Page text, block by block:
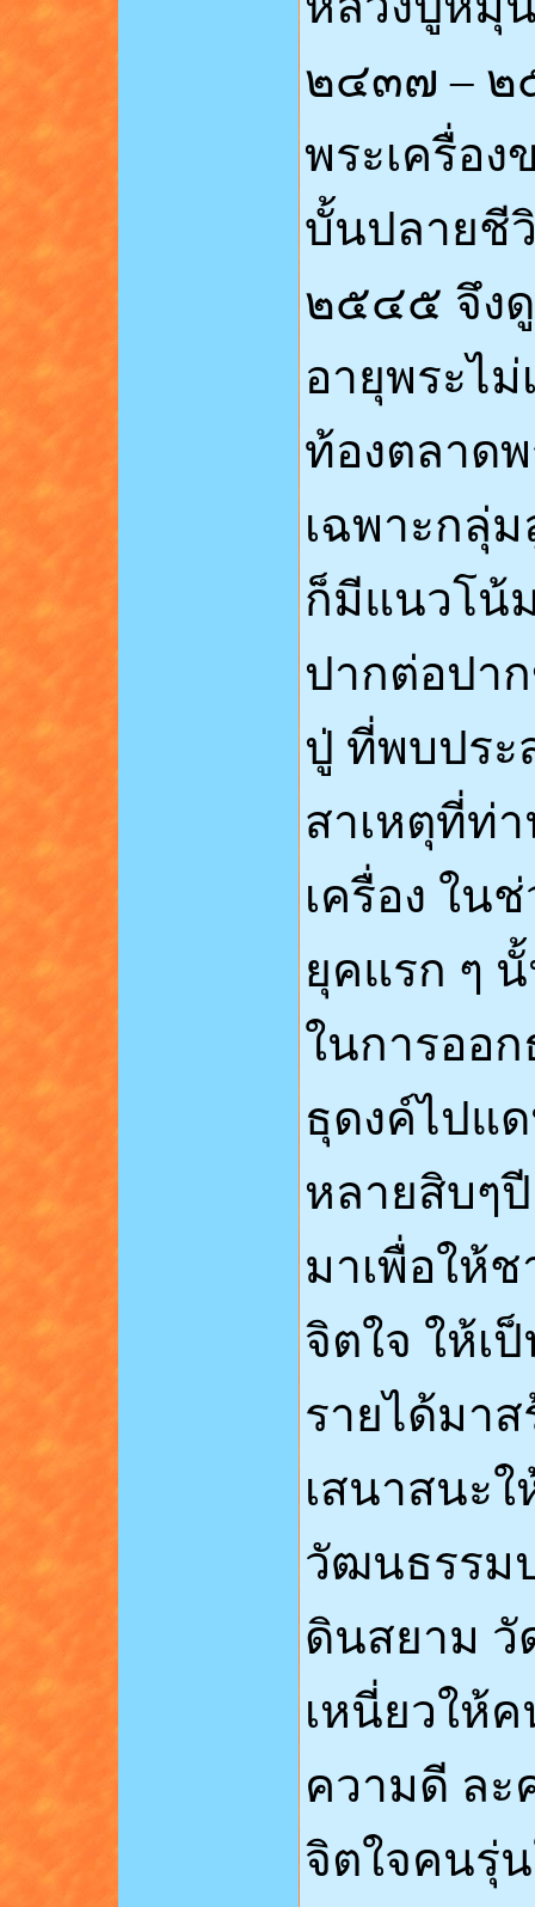
๒๔๓๗ – ๒
พระเครื่อ
บั้นปลายชี
๒๕๔๕ จึงดู
อายุพระไ
ท้องตลาด
เฉพาะกลุ่
ก็มีแนวโน้
ปากต่อปา
ปู่ ที่พบประ
สาเหตุที่ท่
เครื่อง ใน
ยุคแรก ๆ
ในการออ
ธุดงค์ไปแ
หลายสิบๆ
มาเพื่อให้
จิตใจ ให้เ
รายได้มา
เสนาสนะ
วัฒนธรรม
ดินสยาม วั
เหนี่ยวให้
ความดี ละ
จิตใจคนรุ่